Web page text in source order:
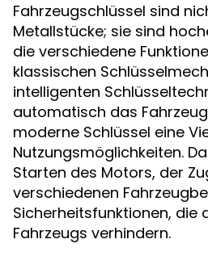
Fahrzeugschlüssel sind
Metallstücke; sie sind
die verschiedene
klassischen
intelligenten
automatisch das
moderne Schlüssel eine
Nutzungsmöglichkeiten.
Starten des Motors, der
verschiedenen
Sicherheitsfunktionen, die
Fahrzeugs verhindern.